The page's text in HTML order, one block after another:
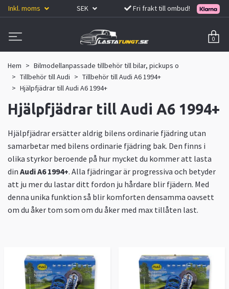
Inkl. moms SEK Fri frakt till ombud!
0
Hem
Bilmodellanpassade tillbehör till bilar, pickups o
Tillbehör till Audi
Tillbehör till Audi A6 1994+
Hjälpfjädrar till Audi A6 1994+
Hjälpfjädrar till Audi A6 1994+
Hjälpfjädrar ersätter aldrig bilens ordinarie fjädring utan
samarbetar med bilens ordinarie fjädring bak. Den finns i
olika styrkor beroende på hur mycket du kommer att lasta
din Audi A6 1994+. Alla fjädringar är progressiva och betyder
att ju mer du lastar ditt fordon ju hårdare blir fjädern. Med
denna unika funktion så blir komforten densamma oavsett
om du åker tom som om du åker med max tillåten last.